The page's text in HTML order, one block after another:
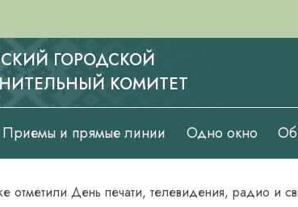
ГОРОДСКОЙ
КОМИТЕТ
Приемы и прямые линии Одно окно
отметили День печати, телевидения, радио и